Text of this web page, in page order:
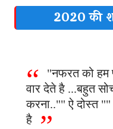
2020 की
"नफरत को हम
वार देते है ...बहुत
करना.."" ऐ दोस्त ""
है